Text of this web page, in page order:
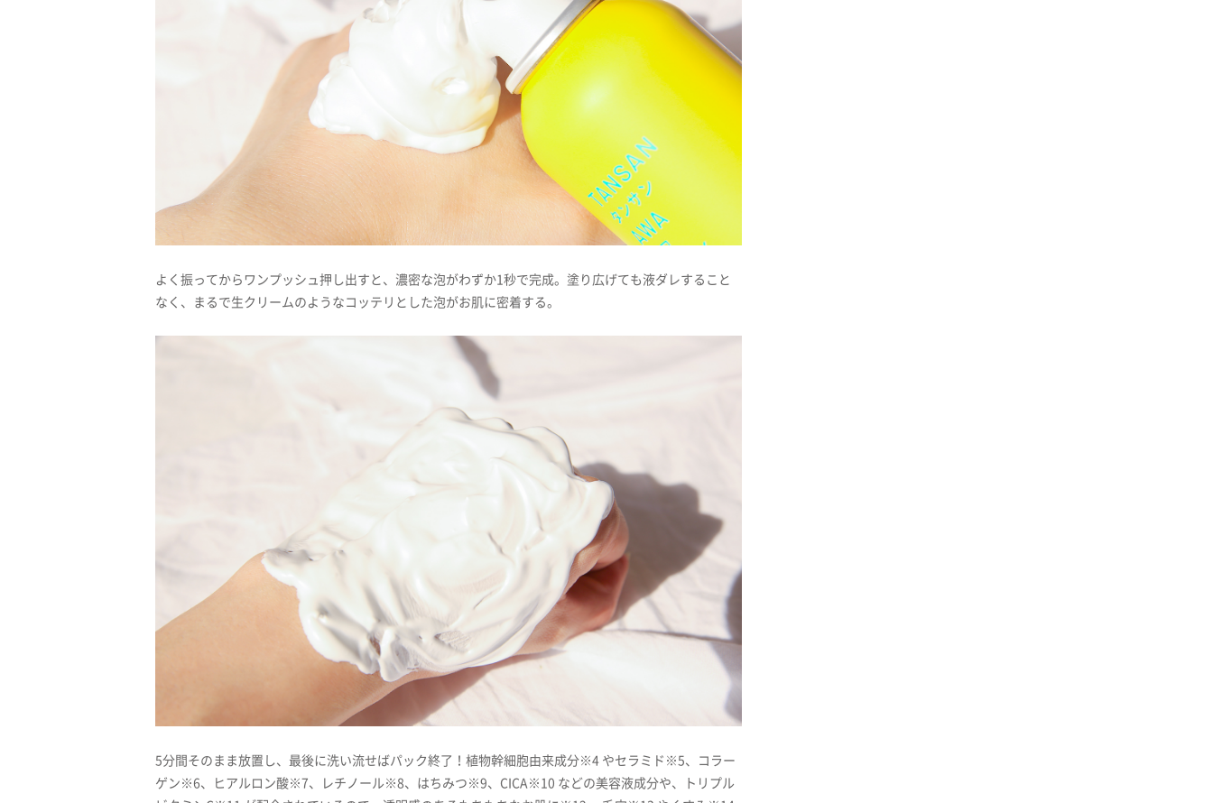
よく振ってからワンプッシュ押し出すと、濃密な泡がわずか1秒で完成。塗り広げても液ダレすること
なく、まるで生クリームのようなコッテリとした泡がお肌に密着する。
5分間そのまま放置し、最後に洗い流せばパック終了！植物幹細胞由来成分※4 やセラミド※5、コラー
ゲン※6、ヒアルロン酸※7、レチノール※8、はちみつ※9、CICA※10 などの美容液成分や、トリプル